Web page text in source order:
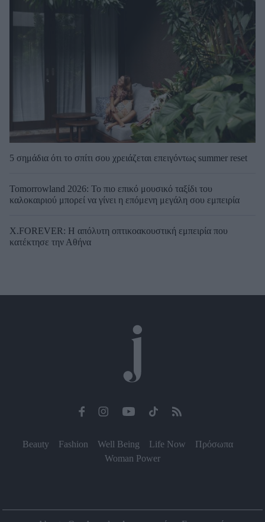
5 σημάδια ότι το σπίτι σου χρειάζεται επειγόντως summer reset
Tomorrowland 2026: Το πιο επικό μουσικό ταξίδι του
καλοκαιριού μπορεί να γίνει η επόμενη μεγάλη σου εμπειρία
X.FOREVER: Η απόλυτη οπτικοακουστική εμπειρία που
κατέκτησε την Αθήνα
Beauty Fashion Well Being Life Now
Πρόσωπα
Woman Power